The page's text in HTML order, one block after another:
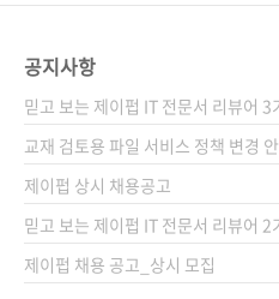
공지사항
믿고 보는 제이펍 IT 전문서 리뷰어 3
교재 검토용 파일 서비스 정책 변경
제이펍 상시 채용공고
믿고 보는 제이펍 IT 전문서 리뷰어 2
제이펍 채용 공고_상시 모집